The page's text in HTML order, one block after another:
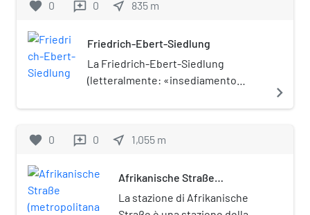
favorite 0 reviews 0 near_me 835 m
Friedrich-Ebert-Siedlung
La Friedrich-Ebert-Siedlung
(letteralmente: «insediamento
residenziale di Berlino, sito nel
negli anni della Repubblica di
oggettività», su progetto
urbanistico degli architetti Mebes ed
navigate_next
favorite 0 reviews 0 near_me 1,055 m
Afrikanische Straße
La stazione di Afrikanische